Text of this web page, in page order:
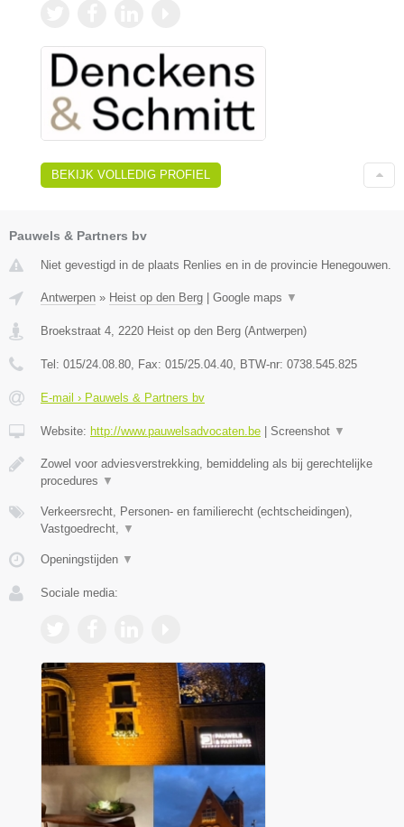
BEKIJK VOLLEDIG PROFIEL
Pauwels & Partners bv
Niet gevestigd in de plaats Renlies en in de provincie Henegouwen.
Antwerpen » Heist op den Berg Google maps ▼
Broekstraat 4, 2220 Heist op den Berg (Antwerpen)
Tel: 015/24.08.80, Fax: 015/25.04.40, BTW-nr: 0738.545.825
E-mail › Pauwels & Partners bv
Website: http://www.pauwelsadvocaten.be Screenshot ▼
Zowel voor adviesverstrekking, bemiddeling als bij gerechtelijke
procedures ▼
Verkeersrecht, Personen- en familierecht (echtscheidingen),
Vastgoedrecht, ▼
Openingstijden ▼
Sociale media: